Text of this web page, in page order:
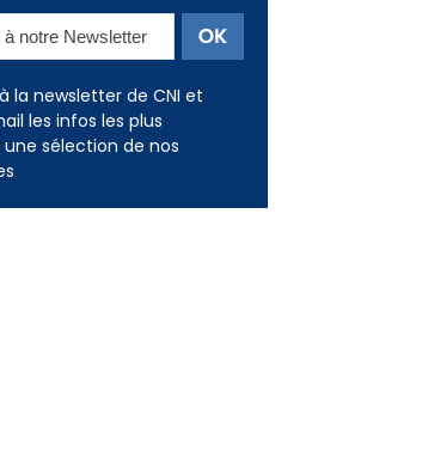
la newsletter de CNI et
les infos les plus
sélection de nos